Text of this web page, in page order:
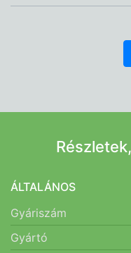
ÁLTALÁNOS
Gyáriszám
Gyártó